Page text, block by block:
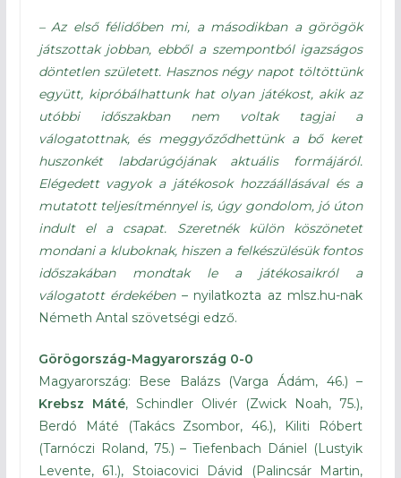
– Az első félidőben mi, a másodikban a görögök
játszottak jobban, ebből a szempontból igazságos
döntetlen született. Hasznos négy napot töltöttünk
együtt, kipróbálhattunk hat olyan játékost, akik az
utóbbi időszakban nem voltak tagjai a
válogatottnak, és meggyőződhettünk a bő keret
huszonkét labdarúgójának aktuális formájáról.
Elégedett vagyok a játékosok hozzáállásával és a
mutatott teljesítménnyel is, úgy gondolom, jó úton
indult el a csapat. Szeretnék külön köszönetet
mondani a kluboknak, hiszen a felkészülésük fontos
időszakában mondtak le a játékosaikról a
válogatott érdekében– nyilatkozta az mlsz.hu-nak
Németh Antal szövetségi edző.
Görögország-Magyarország 0-0
Magyarország: Bese Balázs (Varga Ádám, 46.) –
Krebsz Máté, Schindler Olivér (Zwick Noah, 75.),
Berdó Máté (Takács Zsombor, 46.), Kiliti Róbert
(Tarnóczi Roland, 75.) – Tiefenbach Dániel (Lustyik
Levente, 61.), Stoiacovici Dávid (Palincsár Martin,